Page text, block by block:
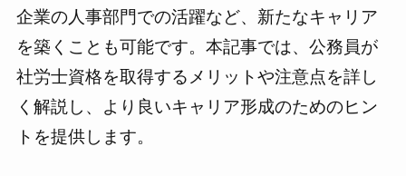
企業の人事部門での活躍など、新たなキャリア
を築くことも可能です。本記事では、公務員が
社労士資格を取得するメリットや注意点を詳し
く解説し、より良いキャリア形成のためのヒン
トを提供します。